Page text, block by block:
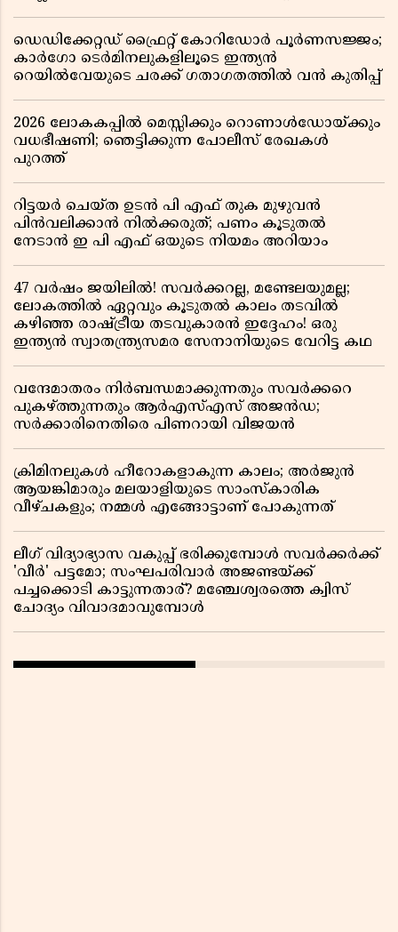
ഡെഡിക്കേറ്റഡ് ഫ്രൈറ്റ് കോറിഡോർ പൂർണസജ്ജം;
കാർഗോ ടെർമിനലുകളിലൂടെ ഇന്ത്യൻ
റെയിൽവേയുടെ ചരക്ക് ഗതാഗതത്തിൽ വൻ കുതിപ്പ്
2026 ലോകകപ്പിൽ മെസ്സിക്കും റൊണാൾഡോയ്ക്കും
വധഭീഷണി; ഞെട്ടിക്കുന്ന പോലീസ് രേഖകൾ
പുറത്ത്
റിട്ടയർ ചെയ്ത ഉടൻ പി എഫ് തുക മുഴുവൻ
പിൻവലിക്കാൻ നിൽക്കരുത്; പണം കൂടുതൽ
നേടാൻ ഇ പി എഫ് ഒയുടെ നിയമം അറിയാം
47 വർഷം ജയിലിൽ! സവർക്കറല്ല, മണ്ടേലയുമല്ല;
ലോകത്തിൽ ഏറ്റവും കൂടുതൽ കാലം തടവിൽ
കഴിഞ്ഞ രാഷ്ട്രീയ തടവുകാരൻ ഇദ്ദേഹം! ഒരു
ഇന്ത്യൻ സ്വാതന്ത്ര്യസമര സേനാനിയുടെ വേറിട്ട കഥ
വന്ദേമാതരം നിർബന്ധമാക്കുന്നതും സവർക്കറെ
പുകഴ്ത്തുന്നതും ആർഎസ്എസ് അജൻഡ;
സർക്കാരിനെതിരെ പിണറായി വിജയൻ
ക്രിമിനലുകൾ ഹീറോകളാകുന്ന കാലം; അർജുൻ
ആയങ്കിമാരും മലയാളിയുടെ സാംസ്കാരിക
വീഴ്ചകളും; നമ്മൾ എങ്ങോട്ടാണ് പോകുന്നത്
ലീഗ് വിദ്യാഭ്യാസ വകുപ്പ് ഭരിക്കുമ്പോൾ സവർക്കർക്ക്
'വീർ' പട്ടമോ; സംഘപരിവാർ അജണ്ടയ്ക്ക്
പച്ചക്കൊടി കാട്ടുന്നതാര്? മഞ്ചേശ്വരത്തെ ക്വിസ്
ചോദ്യം വിവാദമാവുമ്പോൾ